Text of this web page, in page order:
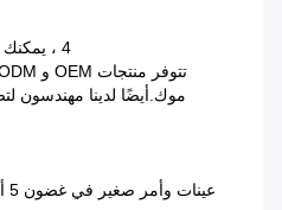
4 ، يمكنك جعل OEM أو ODM للمنتجات؟
موك.أيضًا لدينا مهندسون